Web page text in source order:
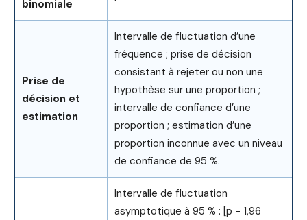
binomiale
Prise de
décision et
estimation
Intervalle de fluctuation d’une
fréquence ; prise de décision
consistant à rejeter ou non une
hypothèse sur une proportion ;
intervalle de confiance d’une
proportion ; estimation d’une
proportion inconnue avec un niveau
de confiance de 95 %.
Intervalle de fluctuation
asymptotique à 95 % : [p − 1,96